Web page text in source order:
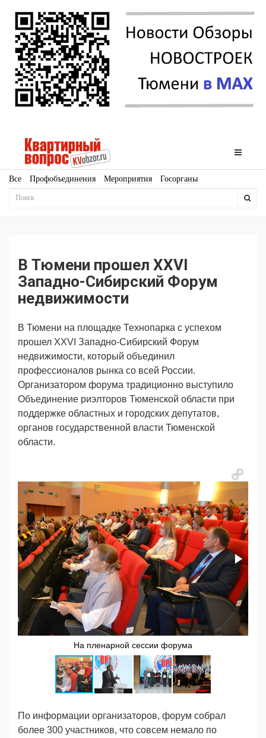
Все Профобъединения Мероприятия Госорганы
Новостройки
Продвижение Поздравляем
Ещё
В Тюмени прошел XXVI
Западно-Сибирский Форум
недвижимости
В Тюмени на площадке Технопарка с успехом
прошел XXVI Западно-Сибирский Форум
недвижимости, который объединил
профессионалов рынка со всей России.
Организатором форума традиционно выступило
Объединение риэлторов Тюменской области при
поддержке областных и городских депутатов,
органов государственной власти Тюменской
области.
На пленарной сессии форума
По информации организаторов, форум собрал
более 300 участников, что совсем немало по